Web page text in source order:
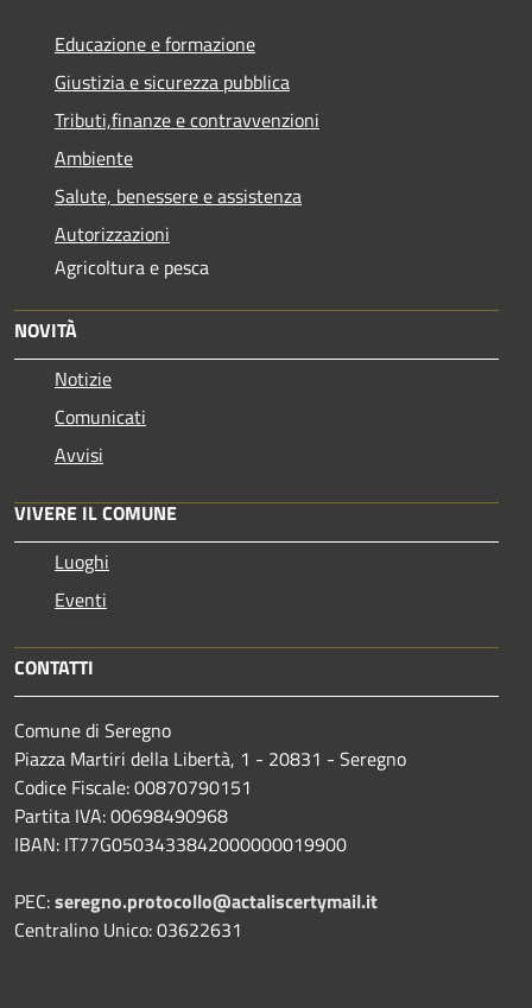
Educazione e formazione
Giustizia e sicurezza pubblica
Tributi,finanze e contravvenzioni
Ambiente
Salute, benessere e assistenza
Autorizzazioni
Agricoltura e pesca
NOVITÀ
Notizie
Comunicati
Avvisi
VIVERE IL COMUNE
Luoghi
Eventi
CONTATTI
Comune di Seregno
Piazza Martiri della Libertà, 1 - 20831 - Seregno
Codice Fiscale: 00870790151
Partita IVA: 00698490968
IBAN: IT77G0503433842000000019900
PEC:seregno.protocollo@actaliscertymail.it
Centralino Unico: 03622631